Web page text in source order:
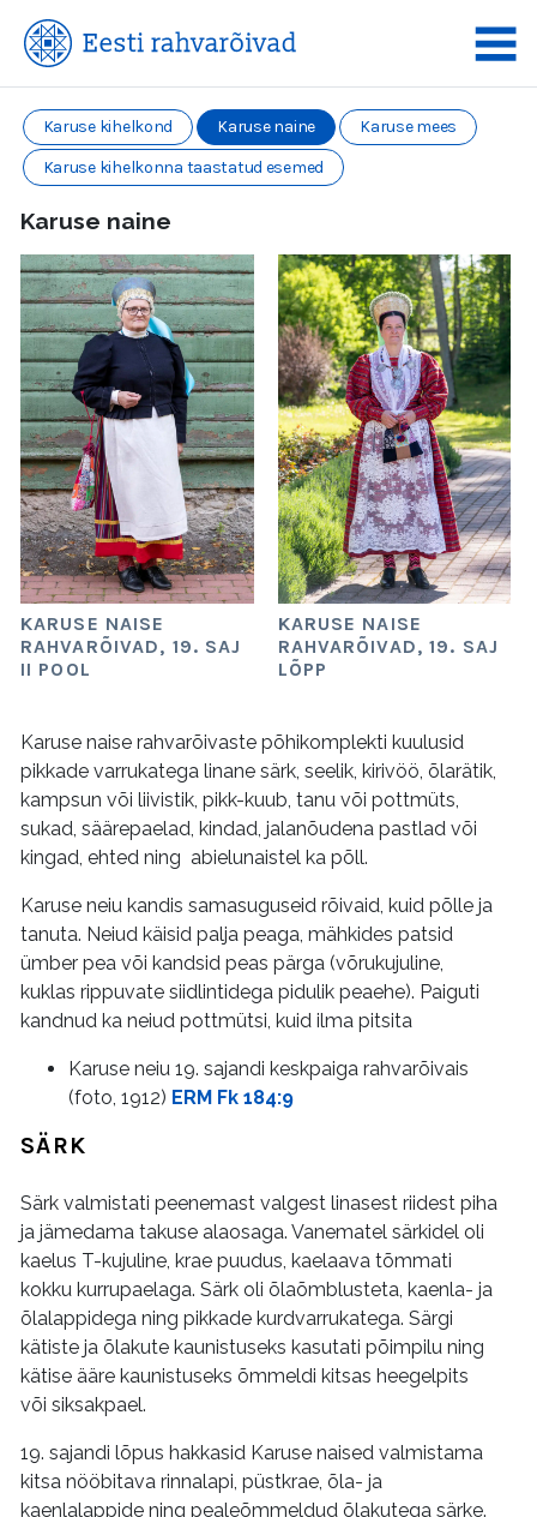
Karuse kihelkond Karuse naine
Karuse mees
Karuse kihelkonna taastatud esemed
Karuse naine
KARUSE NAISE
RAHVARÕIVAD, 19. SAJ
II POOL
KARUSE NAISE
RAHVARÕIVAD, 19. SAJ
LÕPP
Karuse naise rahvarõivaste põhikomplekti kuulusid
pikkade varrukatega linane särk, seelik, kirivöö, õlarätik,
kampsun või liivistik, pikk-kuub, tanu või pottmüts,
sukad, säärepaelad, kindad, jalanõudena pastlad või
kingad, ehted ning abielunaistel ka põll.
Karuse neiu kandis samasuguseid rõivaid, kuid põlle ja
tanuta. Neiud käisid palja peaga, mähkides patsid
ümber pea või kandsid peas pärga (võrukujuline,
kuklas rippuvate siidlintidega pidulik peaehe). Paiguti
kandnud ka neiud pottmütsi, kuid ilma pitsita
Karuse neiu 19. sajandi keskpaiga rahvarõivais
(foto, 1912) ERM Fk 184:9
SÄRK
Särk valmistati peenemast valgest linasest riidest piha
ja jämedama takuse alaosaga. Vanematel särkidel oli
kaelus T-kujuline, krae puudus, kaelaava tõmmati
kokku kurrupaelaga. Särk oli õlaõmblusteta, kaenla- ja
õlalappidega ning pikkade kurdvarrukatega. Särgi
kätiste ja õlakute kaunistuseks kasutati põimpilu ning
kätise ääre kaunistuseks õmmeldi kitsas heegelpits
või siksakpael.
19. sajandi lõpus hakkasid Karuse naised valmistama
kitsa nööbitava rinnalapi, püstkrae, õla- ja
kaenlalappide ning pealeõmmeldud õlakutega särke.